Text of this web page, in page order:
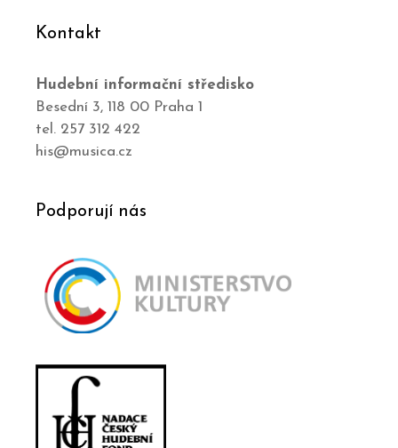
Kontakt
Hudební informační středisko
Besední 3, 118 00 Praha 1
tel. 257 312 422
his@musica.cz
Podporují nás